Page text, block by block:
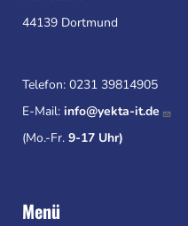
44139 Dortmund
Telefon: 0231 39814905
E-Mail: info@yekta-it.de
(Mo.-Fr. 9-17 Uhr)
Menü